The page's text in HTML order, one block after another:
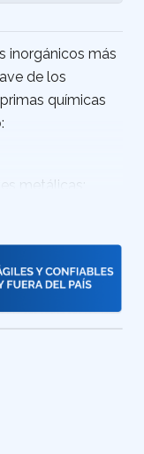
inorgánicos más
de los
químicas
metálicas;
la industria de
para
para el